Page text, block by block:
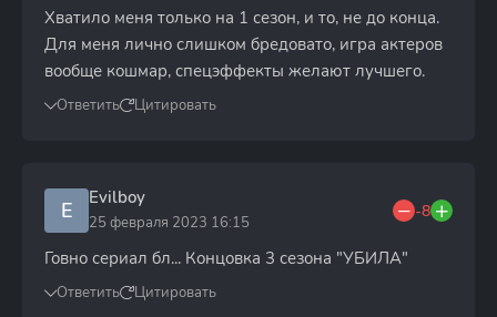
Хватило меня только на 1 сезон, и то, не до конца.
Для меня лично слишком бредовато, игра актеров
вообще кошмар, спецэффекты желают лучшего.
Ответить Цитировать
E Evilboy
25 февраля 2023 16:15
-8
Говно сериал бл... Концовка 3 сезона "УБИЛА"
Ответить Цитировать